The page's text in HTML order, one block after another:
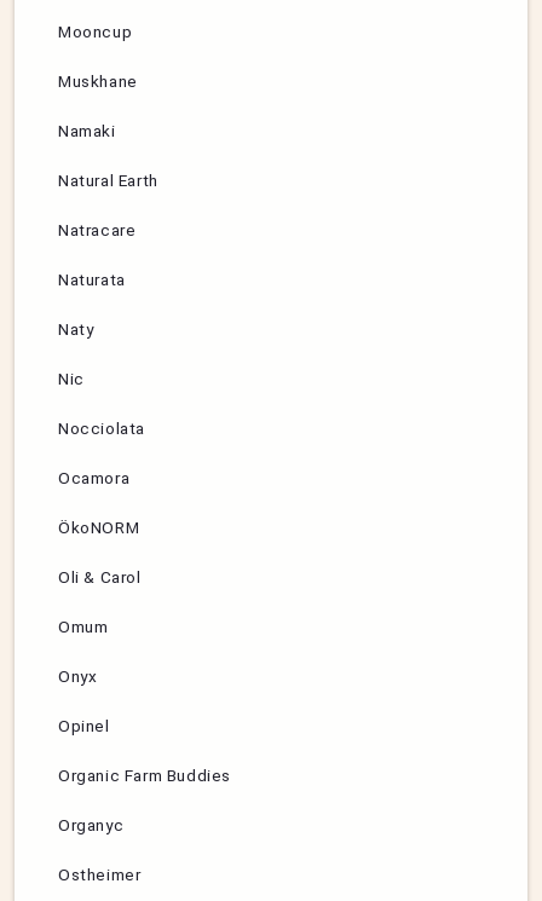
Mooncup
Muskhane
Namaki
Natural Earth
Natracare
Naturata
Naty
Nic
Nocciolata
Ocamora
ÖkoNORM
Oli & Carol
Omum
Onyx
Opinel
Organic Farm Buddies
Organyc
Ostheimer